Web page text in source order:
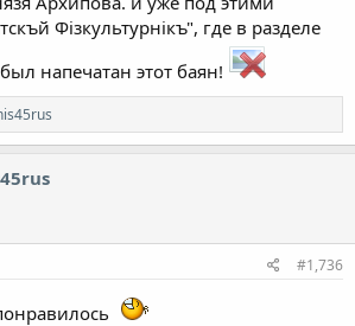
Фізкультурнікъ", где в разделе
напечатан этот баян!
#1,736